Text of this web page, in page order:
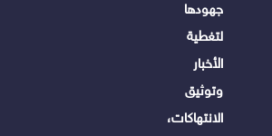
جهودها
لتغطية
الأخبار
وتوثيق
الانتهاكات،